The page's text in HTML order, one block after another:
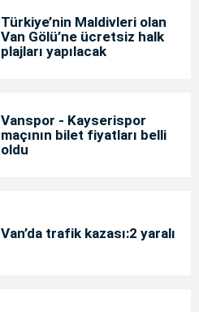
Türkiye’nin Maldivleri olan
Van Gölü’ne ücretsiz halk
plajları yapılacak
Vanspor - Kayserispor
maçının bilet fiyatları belli
oldu
Van’da trafik kazası:2 yaralı